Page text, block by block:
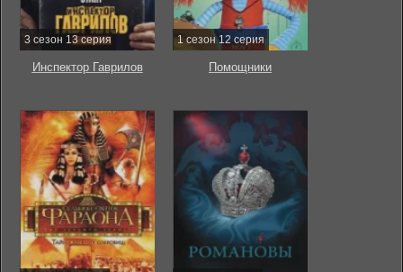
3 сезон 13 серия
Инспектор Гаврилов
1 сезон 12 серия
Помощники